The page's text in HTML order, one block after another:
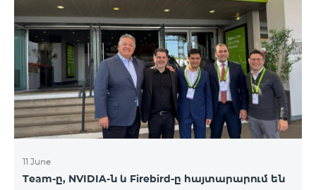
ստորև ներկայացված աղյուսակի․ Հին
սակագնային փաթեթ Նոր սակագնային փաթեթ
Բիզնես 2000 PRO 1900 Բիզնես 3000 Pro Special 1
Բիզնես 5000 PRO 5200 Բիզնես 7000 Pro Special 3
11 June
Team-ը, NVIDIA-ն և Firebird-ը հայտարարում են